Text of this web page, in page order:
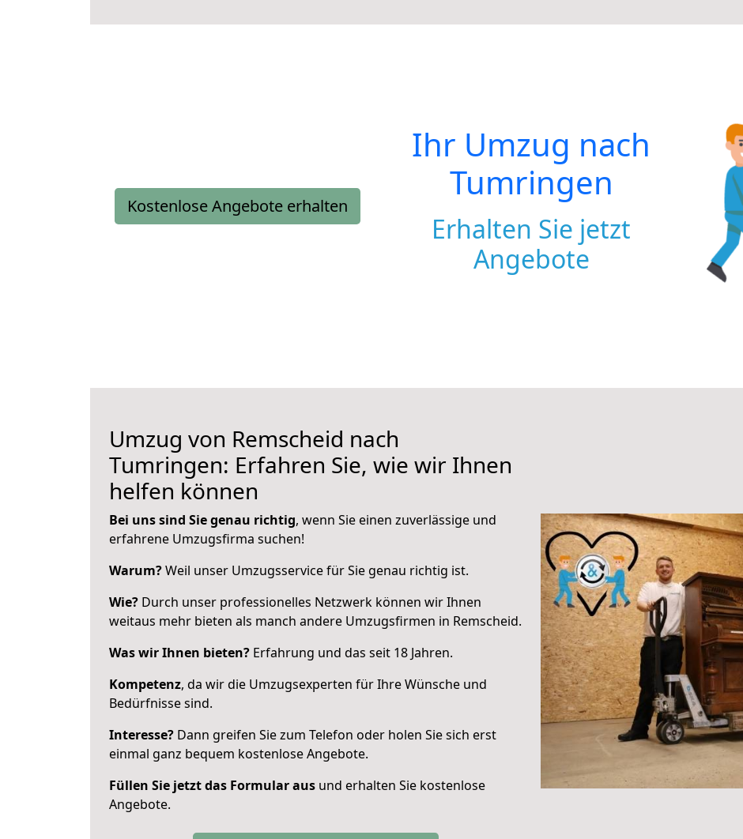
Kostenlose Angebote erhalten
Ihr Umzug nach
Tumringen
Erhalten Sie jetzt
Angebote
Umzug von Remscheid nach
Tumringen: Erfahren Sie, wie wir Ihnen
helfen können
Bei uns sind Sie genau richtig, wenn Sie einen zuverlässige und
erfahrene Umzugsfirma suchen!
Warum?Weil unser Umzugsservice für Sie genau richtig ist.
Wie? Durch unser professionelles Netzwerk können wir Ihnen
weitaus mehr bieten als manch andere Umzugsfirmen in Remscheid.
Was wir Ihnen bieten? Erfahrung und das seit 18 Jahren.
Kompetenz, da wir die Umzugsexperten für Ihre Wünsche und
Bedürfnisse sind.
Interesse? Dann greifen Sie zum Telefon oder holen Sie sich erst
einmal ganz bequem kostenlose Angebote.
Füllen Sie jetzt das Formular aus und erhalten Sie kostenlose
Angebote.